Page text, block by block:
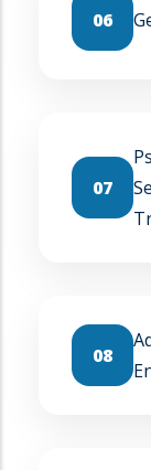
06
07
08